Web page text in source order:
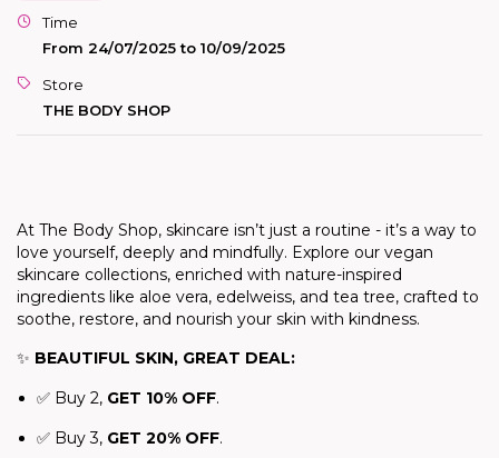
Time
From 24/07/2025 to 10/09/2025
Store
THE BODY SHOP
At The Body Shop, skincare isn’t just a routine - it’s a way to
love yourself, deeply and mindfully. Explore our vegan
skincare collections, enriched with nature-inspired
ingredients like aloe vera, edelweiss, and tea tree, crafted to
soothe, restore, and nourish your skin with kindness.
✨ BEAUTIFUL SKIN, GREAT DEAL:
✅ Buy 2, GET 10% OFF.
✅ Buy 3, GET 20% OFF.